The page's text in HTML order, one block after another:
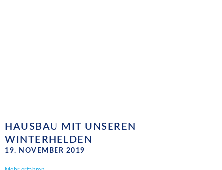
HAUSBAU MIT UNSEREN
WINTERHELDEN
19. NOVEMBER 2019